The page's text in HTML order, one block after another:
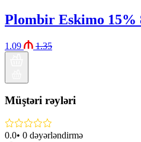
Plombir Eskimo 15%
1.09 1.35
Müştəri rəyləri
0.0• 0 dəyərləndirmə